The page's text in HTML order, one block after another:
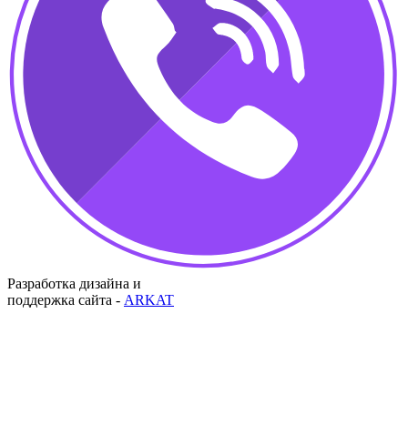
Разработка дизайна и
поддержка сайта - ARKAT